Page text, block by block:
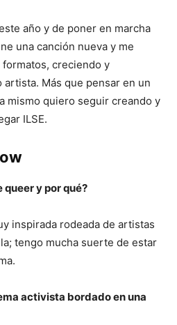
año y de poner en marcha
una canción nueva y me
creciendo y
Más que pensar en un
mismo quiero seguir creando y
ILSE.
y por qué?
inspirada rodeada de artistas
tengo mucha suerte de estar
activista bordado en una